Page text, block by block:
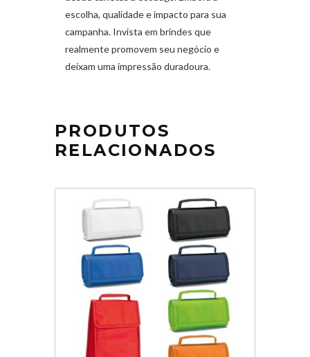
escolha, qualidade e impacto para sua
campanha. Invista em brindes que
realmente promovem seu negócio e
deixam uma impressão duradoura.
PRODUTOS
RELACIONADOS